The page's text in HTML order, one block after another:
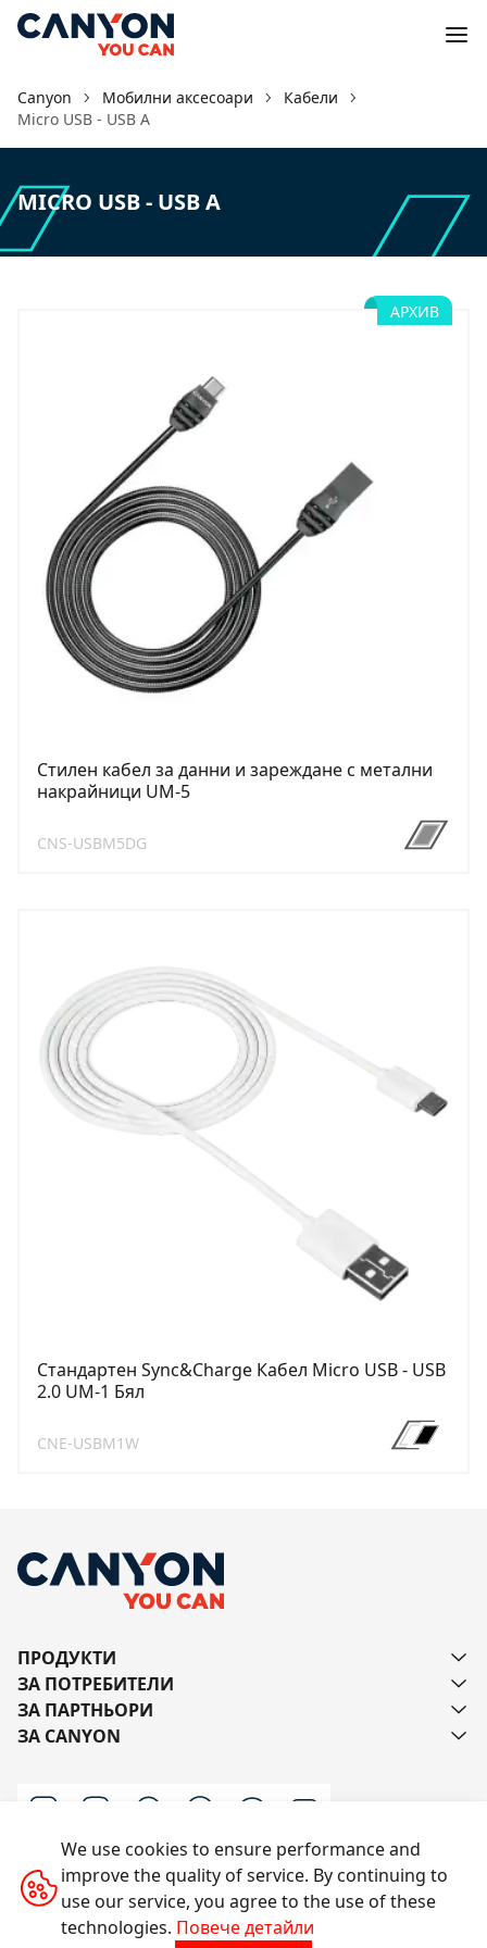
Canyon Мобилни аксесоари
Кабели
Micro USB - USB A
MICRO USB - USB A
АРХИВ
Стилен кабел за данни и зареждане с метални
накрайници UM-5
CNS-USBM5DG
Стандартен Sync&Charge Кабел Micro USB - USB
2.0 UM-1 Бял
CNE-USBM1W
ПРОДУКТИ
ЗА ПОТРЕБИТЕЛИ
ЗА ПАРТНЬОРИ
ЗА CANYON
Пишете ни
We use cookies to ensure performance and
improve the quality of service. By continuing to
use our service, you agree to the use of these
technologies. Повече детайли